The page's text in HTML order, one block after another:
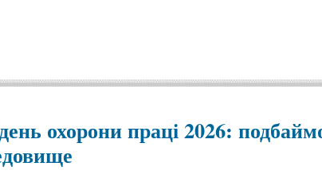
охорони праці 2026: